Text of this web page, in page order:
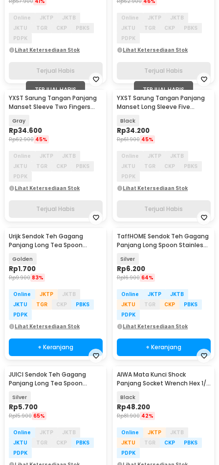
Online JKTP
JKTB
JKTU
TGR CKP
PBKS
PDPK
Lihat Ketersediaan Stok
Terjual Habis
Online JKTP
JKTB
JKTU
TGR CKP
PBKS
PDPK
Lihat Ketersediaan Stok
Terjual Habis
TERJUAL HABIS
YXST Sarung Tangan Panjang
Manset Sleeve Two Fingers
Gray
Rp34.600
Rp62.900 45%
Online JKTP
JKTB
JKTU
TGR CKP
PBKS
PDPK
Lihat Ketersediaan Stok
Terjual Habis
TERJUAL HABIS
YXST Sarung Tangan Panjang
Manset Long Sleeve Five
Black
Rp34.200
Rp61.900 45%
Online JKTP
JKTB
JKTU
TGR CKP
PBKS
PDPK
Lihat Ketersediaan Stok
Terjual Habis
Urijk Sendok Teh Gagang
Panjang Long Tea Spoon
Golden
Rp1.700
Rp9.900 83%
Online JKTP
JKTB
JKTU
TGR CKP
PBKS
PDPK
Lihat Ketersediaan Stok
+ Keranjang
TaffHOME Sendok Teh Gagang
Panjang Long Spoon Stainless
Silver
Rp6.200
Rp16.900 64%
Online JKTP
JKTB
JKTU
TGR CKP
PBKS
PDPK
Lihat Ketersediaan Stok
+ Keranjang
JUICI Sendok Teh Gagang
Panjang Long Tea Spoon
Silver
Rp5.700
Rp15.900 65%
Online JKTP
JKTB
JKTU
TGR CKP
PBKS
PDPK
AIWA Mata Kunci Shock
Panjang Socket Wrench Hex 1/2
Black
Rp48.200
Rp81.900 42%
Online JKTP
JKTB
JKTU
TGR CKP
PBKS
PDPK